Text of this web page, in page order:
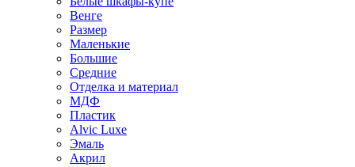
Венге
Размер
Маленькие
Большие
Средние
Отделка и материал
МДФ
Пластик
Alvic Luxe
Эмаль
Акрил